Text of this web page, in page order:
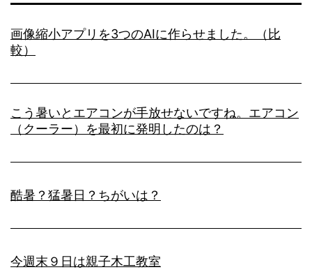
画像縮小アプリを3つのAIに作らせました。（比
較）
こう暑いとエアコンが手放せないですね。エアコン
（クーラー）を最初に発明したのは？
酷暑？猛暑日？ちがいは？
今週末９日は親子木工教室